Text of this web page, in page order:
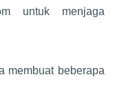
untuk menjaga
membuat beberapa